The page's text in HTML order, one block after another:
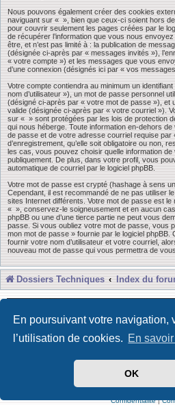
En poursuivant votre navigation,
l’utilisation de cookies. En
OK
Nous pouvons également créer des cookies
naviguant sur « », bien que ceux-ci soient hors
pour couvrir seulement les pages créées par le
de récupérer l’information que vous nous
être, et n’est pas limité à : la publication de
(désignée ci-après par « messages invités »),
« votre compte ») et les messages que vous
d’une connexion (désignés ici par « vos messages
Votre compte contiendra au minimum un
nom d’utilisateur »), un mot de passe personnel
(désigné ci-après par « votre mot de passe »), et
valide (désignée ci-après par « votre courriel »).
sur « » sont protégées par les lois de protection
qui nous héberge. Toute information en-dehors de
de passe et de votre adresse courriel requise
d’enregistrement, qu’elle soit obligatoire ou non,
les cas, vous pouvez choisir quelle information
publiquement. De plus, dans votre profil, vous
automatique de courriel par le logiciel phpBB.
Votre mot de passe est crypté (hashage à sens
Cependant, il est recommandé de ne pas utiliser
sites Internet différents. Votre mot de passe est
« », conservez-le soigneusement et en aucun
phpBB ou une d’une tierce partie ne peut vous
passe. Si vous oubliez votre mot de passe, vous
mon mot de passe » fournie par le logiciel
fournir votre nom d’utilisateur et votre courriel,
nouveau mot de passe qui vous permettra de
Dossiers Techniques Index du
Développé par Forum
Traduit par
Confidentialité|